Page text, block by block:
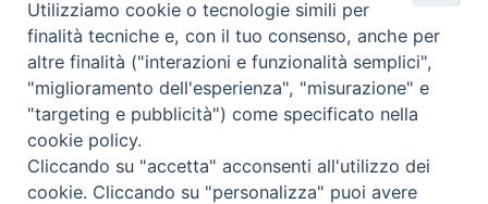
Biagio,
il
ricordo
di
don
Giovanni
D’Andrea
Insieme - gennaio 2023
Utilizziamo cookie o tecnologie simili per
finalità tecniche e, con il tuo consenso, anche per
altre finalità ("interazioni e funzionalità semplici",
"miglioramento dell'esperienza", "misurazione" e
"targeting e pubblicità") come specificato nella
cookie policy.
Cliccando su "accetta" acconsenti all'utilizzo dei
cookie. Cliccando su "personalizza" puoi avere